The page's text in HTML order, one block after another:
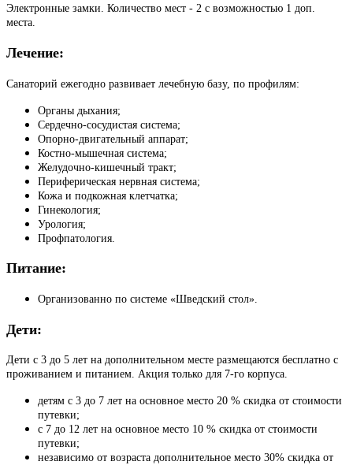
Электронные замки. Количество мест - 2 с возможностью 1 доп.
места.
Лечение:
Санаторий ежегодно развивает лечебную базу, по профилям:
Органы дыхания;
Сердечно-сосудистая система;
Опорно-двигательный аппарат;
Костно-мышечная система;
Желудочно-кишечный тракт;
Периферическая нервная система;
Кожа и подкожная клетчатка;
Гинекология;
Урология;
Профпатология.
Питание:
Организованно по системе «Шведский стол».
Дети:
Дети с 3 до 5 лет на дополнительном месте размещаются бесплатно с
проживанием и питанием. Акция только для 7-го корпуса.
детям с 3 до 7 лет на основное место 20 % скидка от стоимости
путевки;
с 7 до 12 лет на основное место 10 % скидка от стоимости
путевки;
независимо от возраста дополнительное место 30% скидка от